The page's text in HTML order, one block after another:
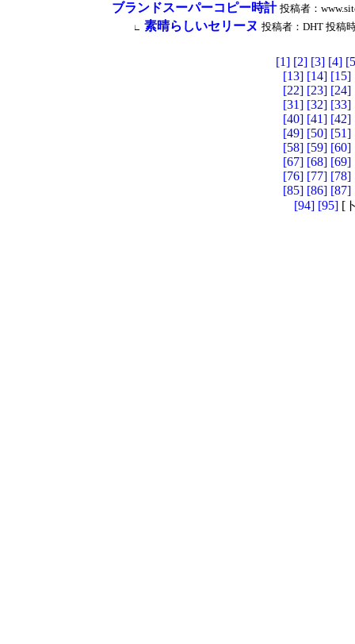
ブランドスーパーコピー時計 投稿者：
∟ 素晴らしいセリーヌ 投稿者：DHT 投稿
[1] [2] [3] [4]
[13] [14] [15]
[22] [23] [24]
[31] [32] [33]
[40] [41] [42]
[49] [50] [51]
[58] [59] [60]
[67] [68] [69]
[76] [77] [78]
[85] [86] [87]
[94] [95] [